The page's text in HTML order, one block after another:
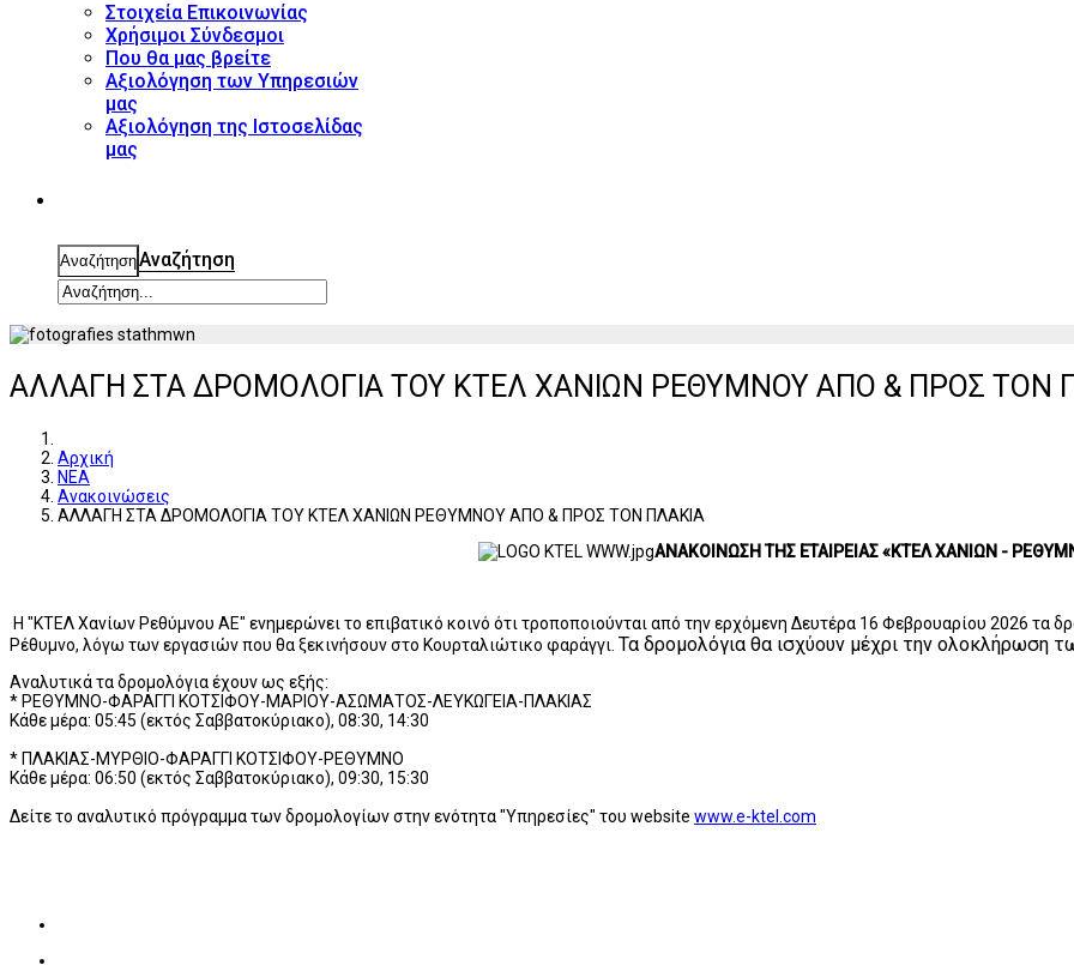
Στοιχεία Επικοινωνίας
Χρήσιμοι Σύνδεσμοι
Που θα μας βρείτε
Αξιολόγηση των Υπηρεσιών
μας
Αξιολόγηση της Ιστοσελίδας
μας
ΑναζήτησηΑναζήτηση
ΑΛΛΑΓΗ ΣΤΑ ΔΡΟΜΟΛΟΓΙΑ ΤΟΥ ΚΤΕΛ ΧΑΝΙΩΝ ΡΕΘΥΜΝΟΥ ΑΠΟ & ΠΡΟΣ ΤΟΝ
Αρχική
ΝΕΑ
Ανακοινώσεις
ΑΛΛΑΓΗ ΣΤΑ ΔΡΟΜΟΛΟΓΙΑ ΤΟΥ ΚΤΕΛ ΧΑΝΙΩΝ ΡΕΘΥΜΝΟΥ ΑΠΟ & ΠΡΟΣ ΤΟΝ ΠΛΑΚΙΑ
ΑΝΑΚΟΙΝΩΣΗ ΤΗΣ ΕΤΑΙΡΕΙΑΣ «ΚΤΕΛ ΧΑΝΙΩΝ -
Η "ΚΤΕΛ Χανίων Ρεθύμνου ΑΕ" ενημερώνει το επιβατικό κοινό ότι τροποποιούνται από την ερχόμενη Δευτέρα 16 Φεβρουαρίου 2026 τα
Ρέθυμνο, λόγω των εργασιών που θα ξεκινήσουν στο Κουρταλιώτικο φαράγγι. Τα δρομολόγια θα ισχύουν μέχρι την ολοκλήρωση
Αναλυτικά τα δρομολόγια έχουν ως εξής:
* ΡΕΘΥΜΝΟ-ΦΑΡΑΓΓΙ ΚΟΤΣΙΦΟΥ-ΜΑΡΙΟΥ-ΑΣΩΜΑΤΟΣ-ΛΕΥΚΩΓΕΙΑ-ΠΛΑΚΙΑΣ
Κάθε μέρα: 05:45 (εκτός Σαββατοκύριακο), 08:30, 14:30
*ΠΛΑΚΙΑΣ-ΜΥΡΘΙΟ-ΦΑΡΑΓΓΙ ΚΟΤΣΙΦΟΥ-ΡΕΘΥΜΝΟ
Κάθε μέρα: 06:50 (εκτός Σαββατοκύριακο), 09:30, 15:30
Δείτε το αναλυτικό πρόγραμμα των δρομολογίων στην ενότητα "Υπηρεσίες" του website www.e-ktel.com